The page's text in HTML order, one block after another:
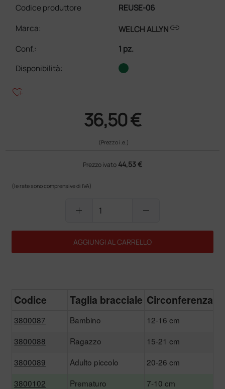
Codice produttore
REUSE-06
Marca:
WELCH ALLYNlink
Conf.:
1 pz.
Disponibilità:
heart_plus
36,50 €
(Prezzo i.e.)
Prezzo ivato 44,53 €
(le rate sono comprensive di IVA)
add remove
AGGIUNGI AL CARRELLO
Codice Taglia bracciale Circonferenza
3800087 Bambino 12-16 cm
3800088 Ragazzo 15-21 cm
3800089 Adulto piccolo 20-26 cm
3800102 Prematuro 7-10 cm